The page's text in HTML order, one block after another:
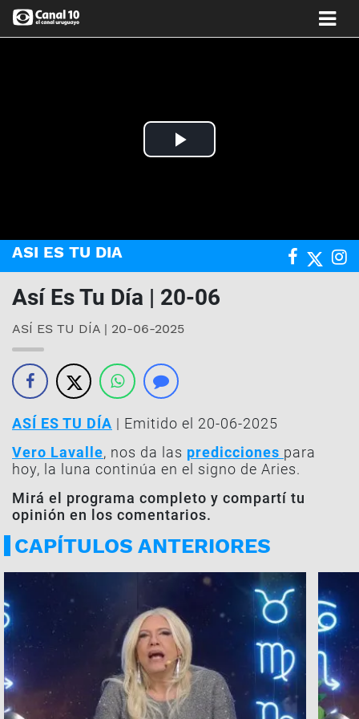
Play
ASI ES TU DIA
Así Es Tu Día | 20-06
ASÍ ES TU DÍA | 20-06-2025
ASÍ ES TU DÍA | Emitido el 20-06-2025
Vero Lavalle, nos da las predicciones para
hoy, la luna continúa en el signo de Aries.
Mirá el programa completo y compartí tu
opinión en los comentarios.
CAPÍTULOS ANTERIORES